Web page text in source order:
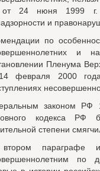
24 нюня 1999 г.
и
по
и
Пленума
февраля 2000
законом РФ
кодекса РФ
степени
параграфе
по